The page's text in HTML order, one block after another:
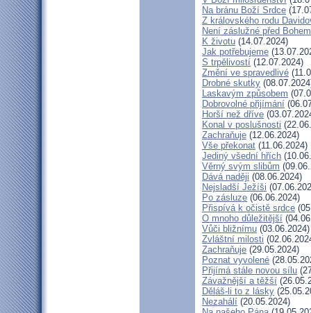
Na bránu Boží Srdce
Z královského rodu
Není záslužné před Bohem
K životu (14.07.2024)
Jak potřebujeme
S trpělivostí (12.07.2024)
Změní ve spravedlivé
Drobné skutky
Laskavým způsobem
Dobrovolné přijímání
Horší než dříve
Konal v poslušnosti
Zachraňuje (12.06.2024)
Vše překonat (11.06.2024)
Jediný všední hřích
Věrný svým slibům
Dává naději (08.06.2024)
Nejsladší Ježíši
Po zásluze (06.06.2024)
Přispívá k očistě srdce
O mnoho důležitější
Vůči bližnímu (03.06.2024)
Zvláštní milosti
Zachraňuje (29.05.2024)
Poznat vyvolené
Přijímá stále novou sílu
Závažnější a těžší
Děláš-li to z lásky
Nezahálí (20.05.2024)